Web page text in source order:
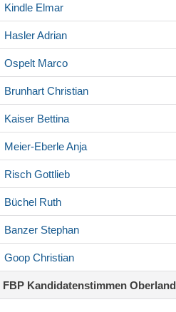
Kindle Elmar
HaslerAdrian
Ospelt Marco
Brunhart Christian
Kaiser Bettina
Meier-EberleAnja
Risch Gottlieb
Büchel Ruth
Banzer Stephan
Goop Christian
FBP Kandidatenstimmen Oberland